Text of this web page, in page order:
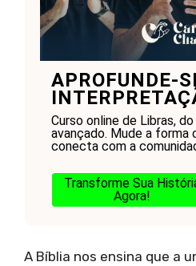
APROFUNDE-
Curso online de Libras,
avançado. Mude a forma
conecta com a
Transforme Sua
Agora!
A Bíblia nos ensina que a